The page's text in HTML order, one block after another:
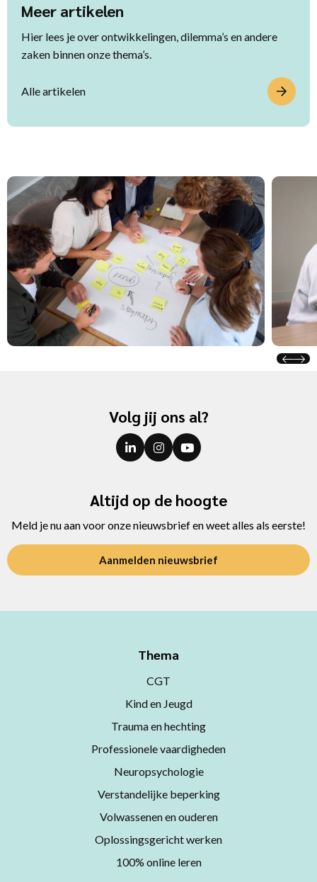
Meer artikelen
Hier lees je over ontwikkelingen, dilemma’s en andere
zaken binnen onze thema’s.
Alle artikelen
Volg jij ons al?
Altijd op de hoogte
Meld je nu aan voor onze nieuwsbrief en weet alles als eerste!
Aanmelden nieuwsbrief
Thema
CGT
Kind en Jeugd
Trauma en hechting
Professionele vaardigheden
Neuropsychologie
Verstandelijke beperking
Volwassenen en ouderen
Oplossingsgericht werken
100% online leren